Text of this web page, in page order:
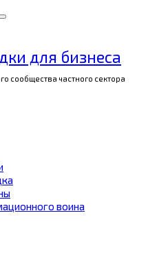
для бизнеса
сообщества частного сектора
воина